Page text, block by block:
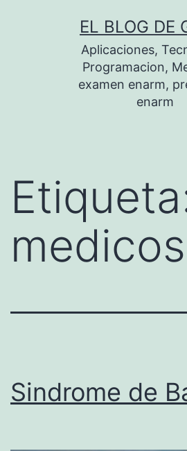
EL BLOG DE
Aplicaciones,
Programacion,
examen enarm,
enarm
medicos
Sindrome de